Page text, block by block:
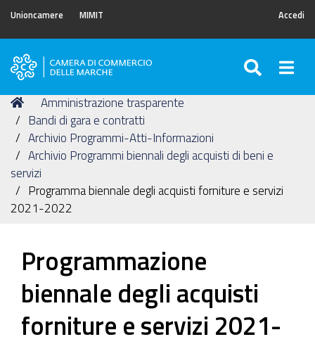
Unioncamere MIMIT Accedi
Camera
Commercio
delle
Marche
Tu
sei
qui:
Home
Amministrazione trasparente
Bandi di gara e contratti
Archivio Programmi-Atti-Informazioni
Archivio Programmi biennali degli acquisti di beni e
servizi
Programma biennale degli acquisti forniture e servizi
2021-2022
Programmazione
biennale degli acquisti
forniture e servizi 2021-